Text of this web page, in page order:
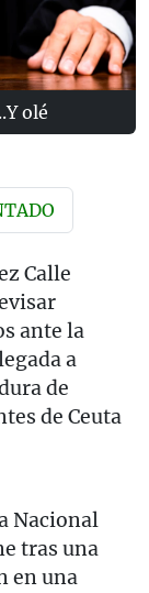
olé
Calle
ante la
a
de
de Ceuta
Nacional
tras una
en una